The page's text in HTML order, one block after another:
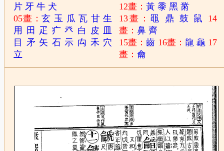
片 牙 牛 犬
05畫：玄 玉 瓜 瓦 甘 生
用
田 疋 疒 癶 白 皮
目
矛 矢 石 示 禸 禾 穴
立
12畫：黃 黍 黑 黹
13畫： 黽 鼎 鼓 鼠
14
畫：鼻 齊
15畫：齒 16畫： 龍 龜 17
畫：龠